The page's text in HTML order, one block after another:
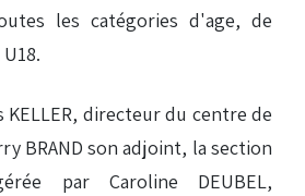
les catégories d'age, de
KELLER, directeur du centre de
BRAND son adjoint, la section
par Caroline DEUBEL,